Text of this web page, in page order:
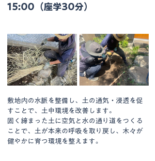
15:00（座学30分）
敷地内の水脈を整備し、土の通気・浸透を促
すことで、土中環境を改善します。
固く締まった土に空気と水の通り道をつくる
ことで、土が本来の呼吸を取り戻し、木々が
健やかに育つ環境を整えます。